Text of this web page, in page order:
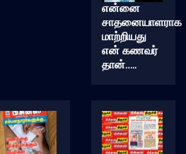
என்னை
சாதனையாளராக
மாற்றியது
என் கணவர்
தான்…..